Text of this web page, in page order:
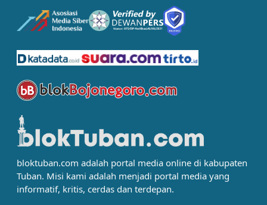
bloktuban.com adalah portal media online di kabupaten
Tuban. Misi kami adalah menjadi portal media yang
informatif, kritis, cerdas dan terdepan.